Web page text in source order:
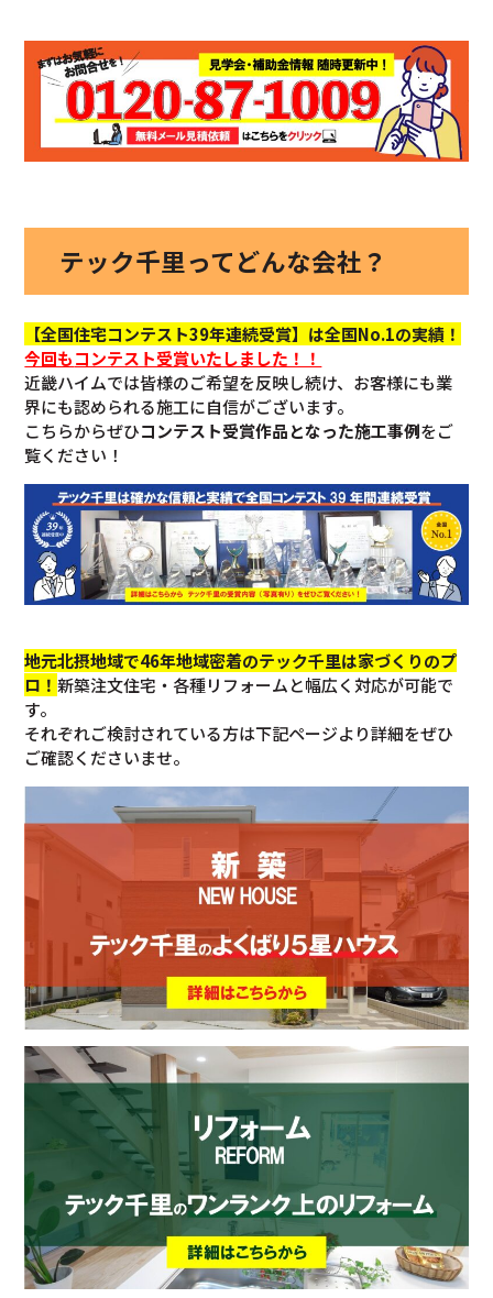
テック千里ってどんな会社？
【全国住宅コンテスト39年連続受賞】は全国No.1の実績！
今回もコンテスト受賞いたしました！！
近畿ハイムでは皆様のご希望を反映し続け、お客様にも業
界にも認められる施工に自信がございます。
こちらからぜひコンテスト受賞作品となった施工事例をご
覧ください！
地元北摂地域で46年地域密着のテック千里は家づくりのプ
ロ！新築注文住宅・各種リフォームと幅広く対応が可能で
す。
それぞれご検討されている方は下記ページより詳細をぜひ
ご確認くださいませ。